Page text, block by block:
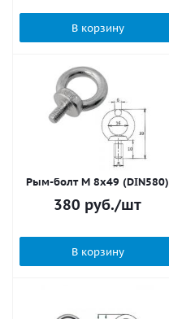
В корзину
Рым-болт M 8x49 (DIN580)
380 руб./шт
В корзину